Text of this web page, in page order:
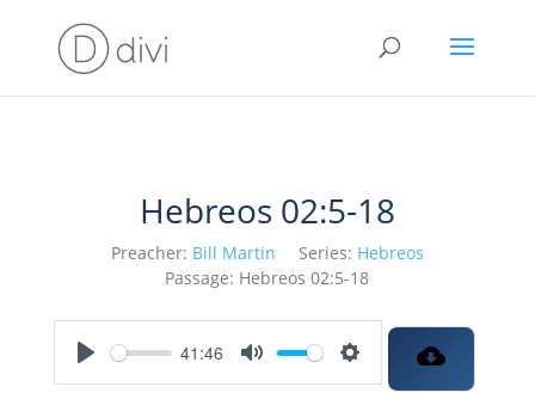
Hebreos 02:5-18
Preacher: Bill Martin Series: Hebreos
Passage: Hebreos 02:5-18
41:46